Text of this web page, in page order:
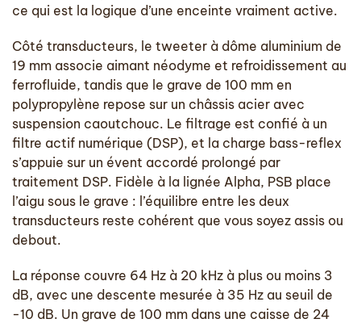
ce qui est la logique d’une enceinte vraiment active.
Côté transducteurs, le tweeter à dôme aluminium de
19 mm associe aimant néodyme et refroidissement au
ferrofluide, tandis que le grave de 100 mm en
polypropylène repose sur un châssis acier avec
suspension caoutchouc. Le filtrage est confié à un
filtre actif numérique (DSP), et la charge bass-reflex
s’appuie sur un évent accordé prolongé par
traitement DSP. Fidèle à la lignée Alpha, PSB place
l’aigu sous le grave : l’équilibre entre les deux
transducteurs reste cohérent que vous soyez assis ou
debout.
La réponse couvre 64 Hz à 20 kHz à plus ou moins 3
dB, avec une descente mesurée à 35 Hz au seuil de
-10 dB. Un grave de 100 mm dans une caisse de 24